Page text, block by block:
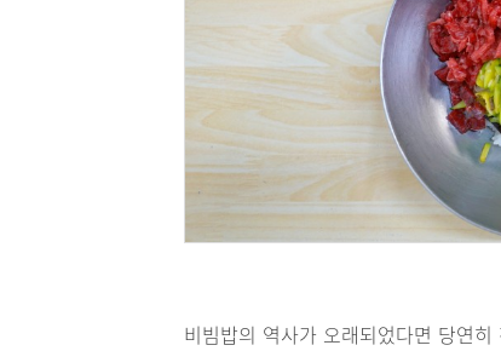
비빔밥의 역사가 오래되었다면 당연